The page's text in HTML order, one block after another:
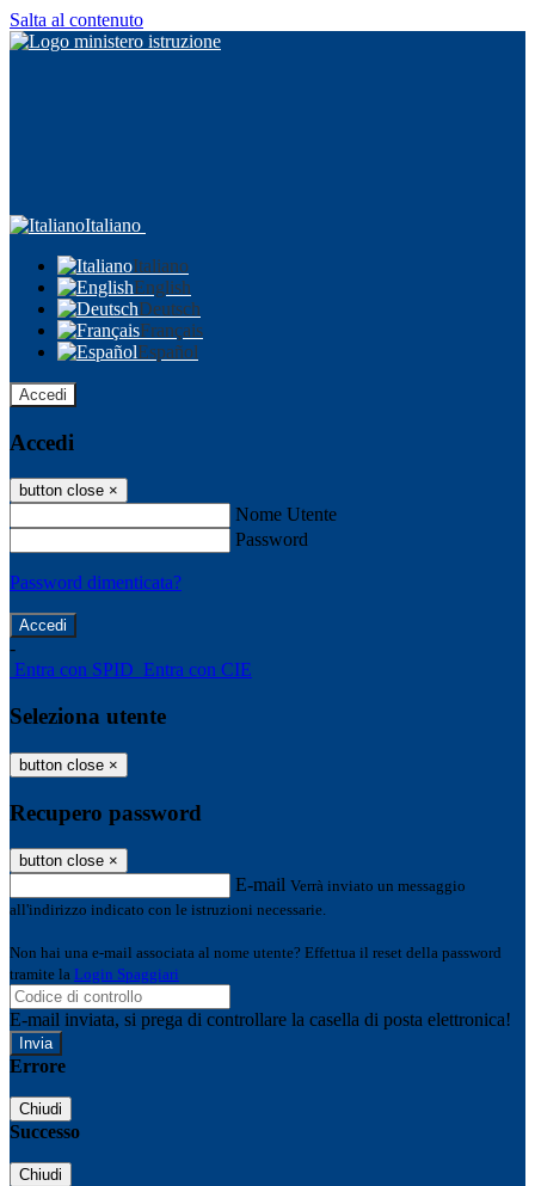
Salta al contenuto
Italiano
Italiano
English
Deutsch
Français
Español
Accedi
Accedi
button close ×
Nome Utente
Password
Password dimenticata?
-
Entra con SPID Entra con CIE
Seleziona utente
button close ×
Recupero password
button close ×
E-mail Verrà inviato un messaggio
all'indirizzo indicato con le istruzioni necessarie.
Non hai una e-mail associata al nome utente? Effettua il reset della password
tramite la Login Spaggiari
E-mail inviata, si prega di controllare la casella di posta elettronica!
Errore
Chiudi
Successo
Chiudi